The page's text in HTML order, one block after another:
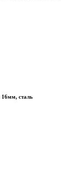
16мм, сталь